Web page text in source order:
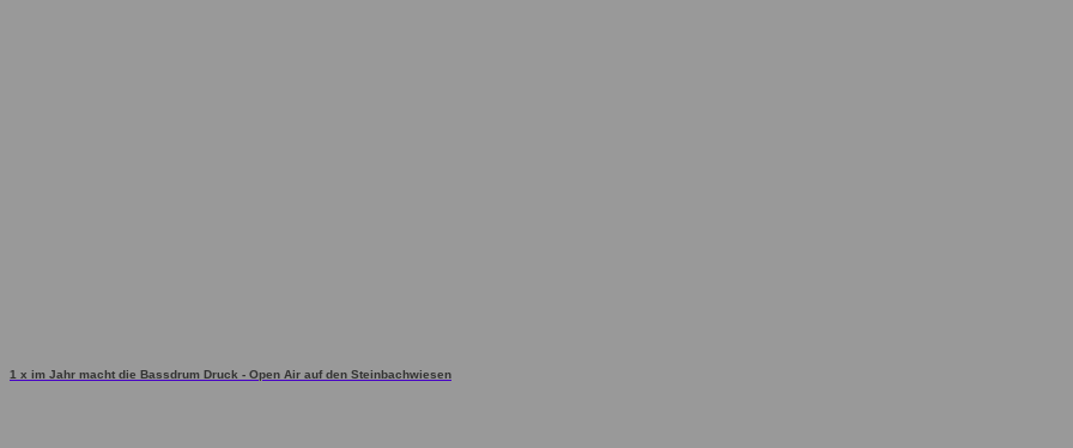
1 x im Jahr macht die Bassdrum Druck - Open Air auf den Steinbachwiesen